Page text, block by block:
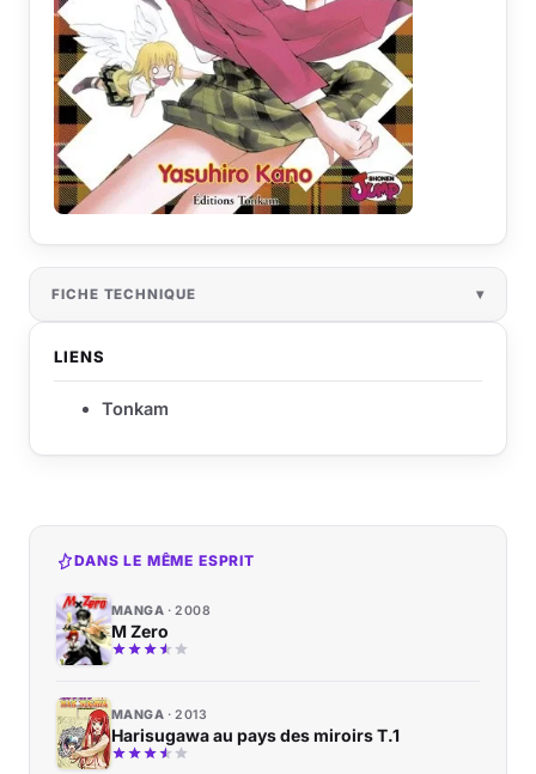
FICHE TECHNIQUE
LIENS
Tonkam
DANS LE MÊME ESPRIT
MANGA 2008
M Zero
MANGA 2013
Harisugawa au pays des miroirs T.1